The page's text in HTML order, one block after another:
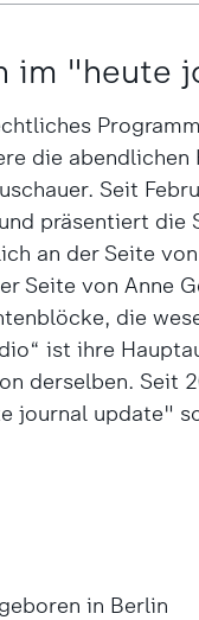
im "heute
die
Seit
präsentiert die
an der Seite
Seite von Anne
die
ist ihre
derselben. Seit
journal update"
geboren in Berlin